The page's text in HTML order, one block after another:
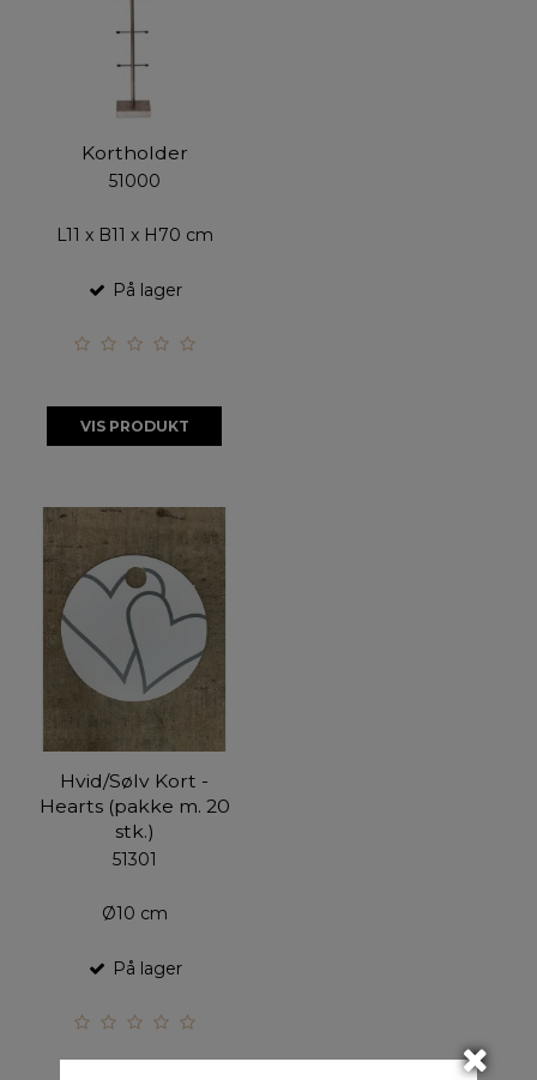
Kortholder
51000
L11 x B11 x H70 cm
På lager
VIS PRODUKT
Hvid/Sølv Kort -
Hearts (pakke m. 20
stk.)
51301
Ø10 cm
På lager